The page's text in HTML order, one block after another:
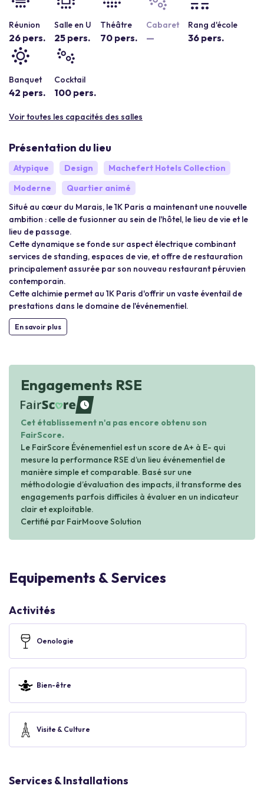
Réunion
26 pers.
Salle en U
25 pers.
Théâtre
70 pers.
Cabaret
—
Rang d'école
36 pers.
Banquet
42 pers.
Cocktail
100 pers.
Voir toutes les capacités des salles
Présentation du lieu
Atypique Design
Machefert Hotels Collection
Moderne
Quartier animé
Situé au cœur du Marais, le 1K Paris a maintenant une nouvelle
ambition : celle de fusionner au sein de l'hôtel, le lieu de vie et le
lieu de passage.
Cette dynamique se fonde sur aspect électrique combinant
services de standing, espaces de vie, et offre de restauration
principalement assurée par son nouveau restaurant péruvien
contemporain.
Cette alchimie permet au 1K Paris d'offrir un vaste éventail de
prestations dans le domaine de l'événementiel.
En savoir plus
Engagements RSE
waiting
Cet établissement n'a pas encore obtenu son
FairScore.
Le FairScore Événementiel est un score de A+ à E- qui
mesure la performance RSE d’un lieu événementiel de
manière simple et comparable. Basé sur une
méthodologie d’évaluation des impacts, il transforme des
engagements parfois difficiles à évaluer en un indicateur
clair et exploitable.
Certifié par FairMoove Solution
Equipements & Services
Activités
Oenologie
Bien-être
Visite & Culture
Services & Installations